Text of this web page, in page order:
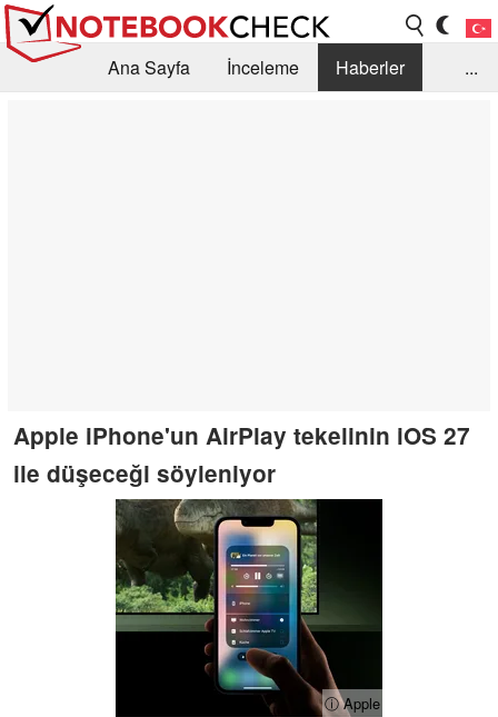
Ana Sayfa İnceleme
Haberler
...
Apple iPhone'un AirPlay tekelinin iOS 27
ile düşeceği söyleniyor
ⓘ Apple